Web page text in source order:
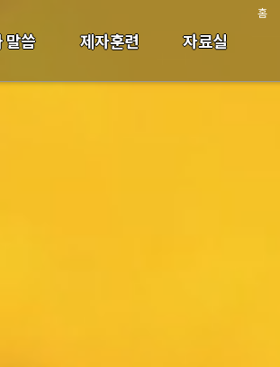
말씀 제자훈련 자료실
홈